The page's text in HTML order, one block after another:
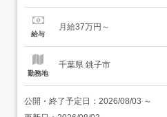
分が含まれます。 上記を超
円月給額に下記の一律手当
給与
月給37万円～
勤務地
千葉県 銚子市
公開・終了予定日： 2026/08/03 ～